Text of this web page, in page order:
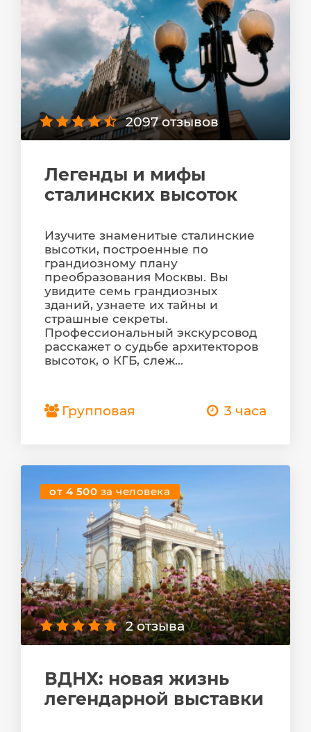
2097 отзывов
Легенды и мифы
сталинских высоток
Изучите знаменитые сталинские
высотки, построенные по
грандиозному плану
преобразования Москвы. Вы
увидите семь грандиозных
зданий, узнаете их тайны и
страшные секреты.
Профессиональный экскурсовод
расскажет о судьбе архитекторов
высоток, о КГБ, слеж...
Групповая 3 часа
от 4 500 за человека
2 отзыва
ВДНХ: новая жизнь
легендарной выставки